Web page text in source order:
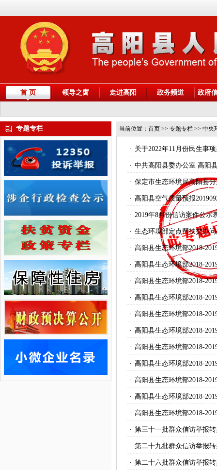
首 页 领导之窗 走进高阳 政务频道 政府
专题专栏 当前位置： 首页 >> 专题专栏 >> 中央
· 关于2022年11月份民生事
· 中共高阳县委办公室 高阳
· 保定市生态环境局高阳县
· 高阳县空气质量预报
· 2019年8月份信访案件公示
· 生态环境部定点帮扶交办
· 高阳县生态环境部2018-
· 高阳县生态环境部2018-
· 高阳县生态环境部2018-
· 高阳县生态环境部2018-
· 高阳县生态环境部2018-
· 高阳县生态环境部2018-
· 高阳县生态环境部2018-
· 高阳县生态环境部2018-
· 高阳县生态环境部2018-
· 高阳县生态环境部2018-
· 高阳县生态环境部2018-
· 第三十一批群众信访举报
· 第二十九批群众信访举报
· 第二十六批群众信访举报